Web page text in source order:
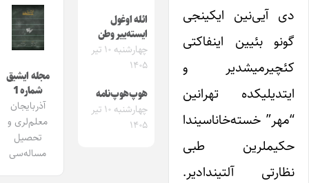
دی آیی‌نین ایکینجی
گونو بئیین اینفاکتی
کئچیرمیشدیر و
ایتدیلیکده تهرانین
“مهر” خسته‌خاناسیندا
حکیملرین طبی
نظارتی آلتیندادیر.
ائله اوغول
ایسته‌ییر وطن
چهارشنبه ۱۰ تیر
۱۴۰۵
هوپ‌هوپ‌نامه
چهارشنبه ۱۰ تیر
۱۴۰۵
مجله ایشیق
شماره 1
آذربایجان
معلم‌لری و
تحصیل
مساله‌سی